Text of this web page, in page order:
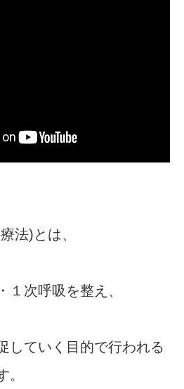
法)とは、
１次呼吸を整え、
していく目的で行われる
。